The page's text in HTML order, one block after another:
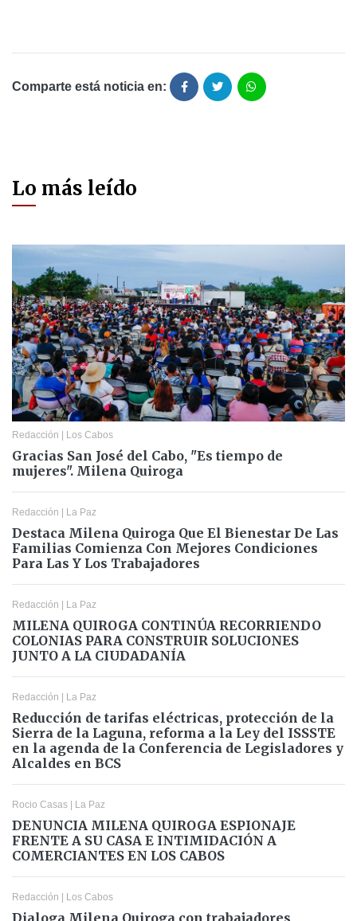
Comparte está noticia en:
Lo más leído
Redacción | Los Cabos
Gracias San José del Cabo, "Es tiempo de
mujeres". Milena Quiroga
Redacción | La Paz
Destaca Milena Quiroga Que El Bienestar De Las
Familias Comienza Con Mejores Condiciones
Para Las Y Los Trabajadores
Redacción | La Paz
MILENA QUIROGA CONTINÚA RECORRIENDO
COLONIAS PARA CONSTRUIR SOLUCIONES
JUNTO A LA CIUDADANÍA
Redacción | La Paz
Reducción de tarifas eléctricas, protección de la
Sierra de la Laguna, reforma a la Ley del ISSSTE
en la agenda de la Conferencia de Legisladores y
Alcaldes en BCS
Rocio Casas | La Paz
DENUNCIA MILENA QUIROGA ESPIONAJE
FRENTE A SU CASA E INTIMIDACIÓN A
COMERCIANTES EN LOS CABOS
Redacción | Los Cabos
Dialoga Milena Quiroga con trabajadores